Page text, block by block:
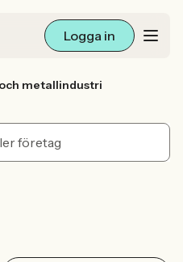
Logga in
metallindustri